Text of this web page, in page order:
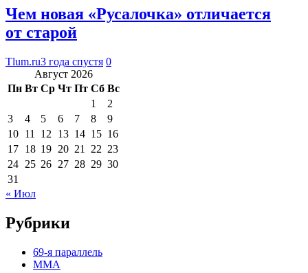
Чем новая «Русалочка» отличается
от старой
Tlum.ru3 года спустя 0
Август 2026
Пн Вт Ср Чт Пт Сб Вс
1
2
3
4 5 6 7 8
9
10 11 12 13 14 15 16
17 18 19 20 21 22 23
24 25 26 27 28 29 30
31
« Июл
Рубрики
69-я параллель
MMA